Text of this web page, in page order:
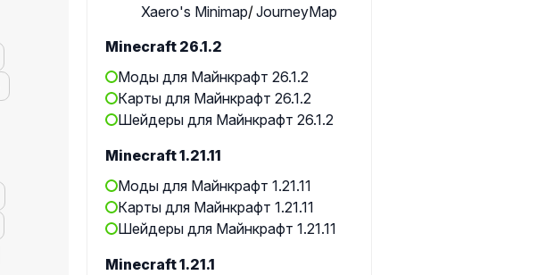
Xaero's Minimap JourneyMap
Minecraft 26.1.2
Моды для Майнкрафт 26.1.2
Карты для Майнкрафт 26.1.2
Шейдеры для Майнкрафт 26.1.2
Minecraft 1.21.11
Моды для Майнкрафт 1.21.11
Карты для Майнкрафт 1.21.11
Шейдеры для Майнкрафт 1.21.11
Minecraft 1.21.1